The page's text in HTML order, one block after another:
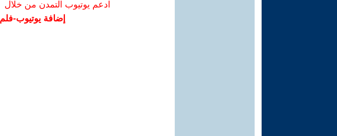
ادعم يوتيوب التمدن من خلال
إضافة يوتيوب-